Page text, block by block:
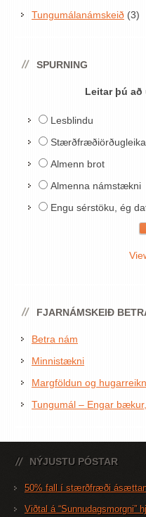
Tungumálanámskeið (3)
SPURNING
Leitar þú
Lesblindu
Stærðfræðiörðugleika
Almenn brot
Almenna námstækni
Engu sérstöku, ég
FJARNÁMSKEIÐ
Betra nám
Minnistækni
Margföldun og
Tungumál – Engar
NÝJUSTU PÓSTAR
50% fall í stærðfræði
Viðtal á “Sunnudagsmorgni”